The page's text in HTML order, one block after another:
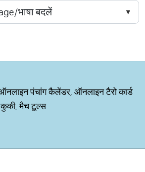
पंचांग कैलेंडर, ऑनलाइन टैरो कार्ड
कुकी, मैच टूल्स